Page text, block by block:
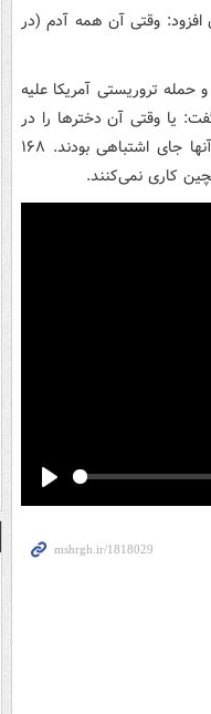
افزود: وقتی آن همه آدم (در
تروریستی آمریکا علیه
اشاره کرد و گفت: یا وقتی آن دخترها را در
مدرسه (میناب) کشتند، اروپا گفت: اوه..خیلی بد شد.. خب بله آنها جای اشتباهی بودند. ۱۶۸
کاری نمی‌کنند.